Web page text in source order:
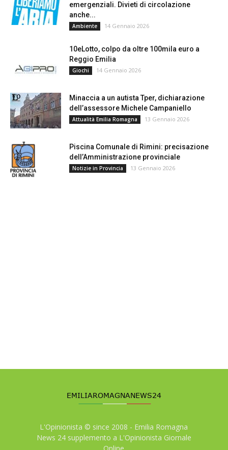
emergenziali. Divieti di circolazione
anche...
Ambiente 14 Gennaio 2026
10eLotto, colpo da oltre 100mila euro a
Reggio Emilia
Giochi 14 Gennaio 2026
Minaccia a un autista Tper, dichiarazione
dell’assessore Michele Campaniello
Attualità Emilia Romagna 13 Gennaio 2026
Piscina Comunale di Rimini: precisazione
dell’Amministrazione provinciale
Notizie in Provincia 13 Gennaio 2026
L'Opinionista © since 2008 - Emilia Romagna
News 24 supplemento a L'Opinionista Giornale